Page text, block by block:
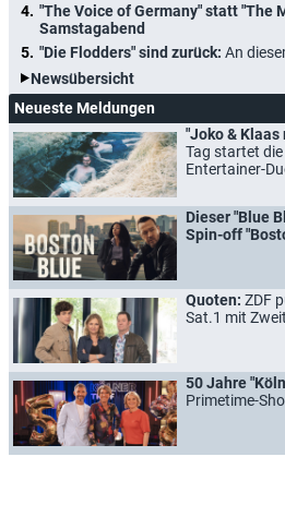
"The Voice of Germany" statt "The
Samstagabend
"Die Flodders" sind zurück: An
Newsübersicht
Neueste Meldungen
"Joko & Klaas
Tag startet
Entertainer-
Dieser "Blue
Spin-off
Quoten: ZDF
Sat.1 mit
50 Jahre
Primetime-